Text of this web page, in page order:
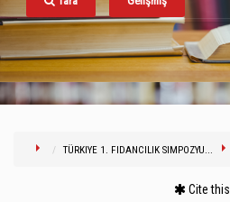
TÜRKIYE 1. FIDANCILIK SIMPOZYU...
Cite this